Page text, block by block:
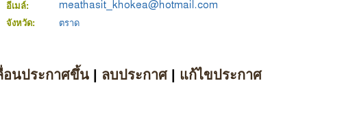
อีเมล์:
จังหวัด: ตราด
อนประกาศขึ้น| ลบประกาศ| แก้ไขประกาศ